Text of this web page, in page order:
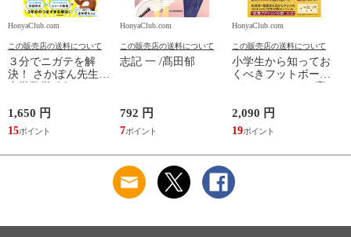
HonyaClub.com
この販売店の送料について
３分でニガテを解
決！ さかぽん先生の
1,650 円
15
HonyaClub.com
この販売店の送料について
志記 一 /髙田郁
792 円
7
HonyaClub.com
この販売店の送料について
小学生から知ってお
くべきフットボール
2,090 円
19